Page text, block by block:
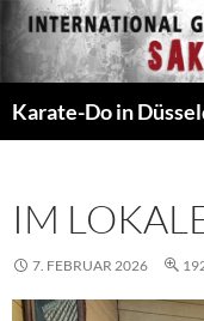
Zum
Inhalt
springen
Karate-Do in
IM
7. FEBRUAR 2026